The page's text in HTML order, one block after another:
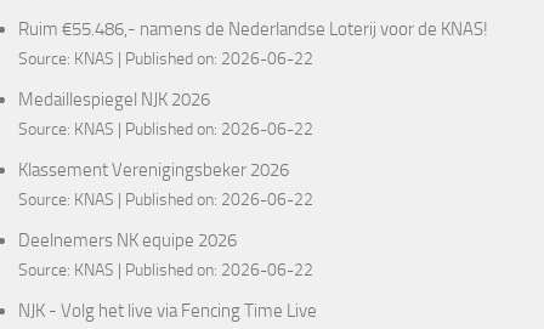
Ruim €55.486,- namens de Nederlandse Loterij voor de KNAS!
Source: KNAS Published on: 2026-06-22
Medaillespiegel NJK 2026
Source: KNAS Published on: 2026-06-22
Klassement Verenigingsbeker 2026
Source: KNAS Published on: 2026-06-22
Deelnemers NK equipe 2026
Source: KNAS Published on: 2026-06-22
NJK - Volg het live via Fencing Time Live